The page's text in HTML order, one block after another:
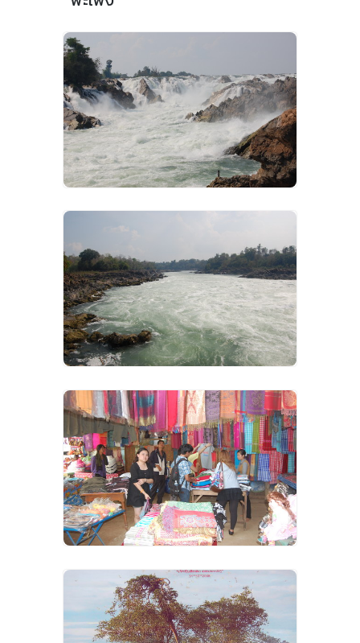
VIEW IMAGES
VIEW IMAGES
VIEW IMAGES